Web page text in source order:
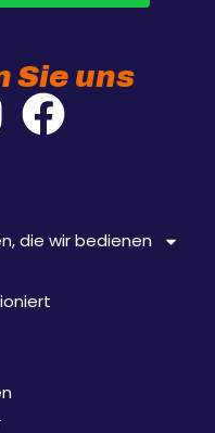
Sie uns
die wir bedienen